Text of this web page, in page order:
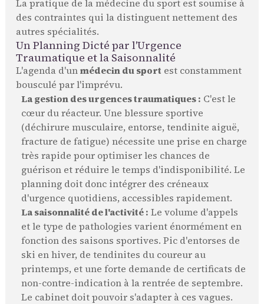
La pratique de la médecine du sport est soumise à
des contraintes qui la distinguent nettement des
autres spécialités.
Un Planning Dicté par l'Urgence
Traumatique et la Saisonnalité
L'agenda d'unmédecin du sport est constamment
bousculé par l'imprévu.
La gestion des urgences traumatiques : C'est le
cœur du réacteur. Une blessure sportive
(déchirure musculaire, entorse, tendinite aiguë,
fracture de fatigue) nécessite une prise en charge
très rapide pour optimiser les chances de
guérison et réduire le temps d'indisponibilité. Le
planning doit donc intégrer des créneaux
d'urgence quotidiens, accessibles rapidement.
La saisonnalité de l'activité : Le volume d'appels
et le type de pathologies varient énormément en
fonction des saisons sportives. Pic d'entorses de
ski en hiver, de tendinites du coureur au
printemps, et une forte demande de certificats de
non-contre-indication à la rentrée de septembre.
Le cabinet doit pouvoir s'adapter à ces vagues.